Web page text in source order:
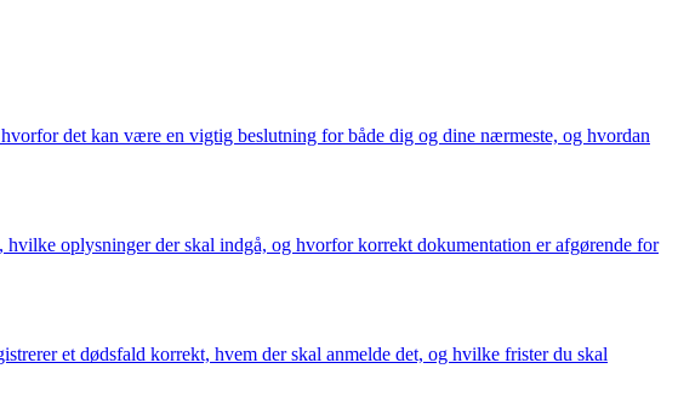
det kan være en vigtig beslutning for både dig og dine nærmeste, og hvordan
oplysninger der skal indgå, og hvorfor korrekt dokumentation er afgørende for
et dødsfald korrekt, hvem der skal anmelde det, og hvilke frister du skal